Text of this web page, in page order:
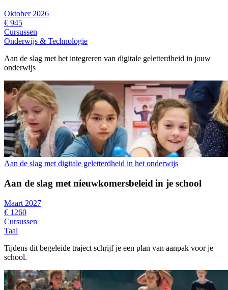
Oktober 2026
€ 945
Cursussen
Onderwijs & Technologie
Aan de slag met het integreren van digitale geletterdheid in jouw
onderwijs
Aan de slag met digitale geletterdheid in het onderwijs
Aan de slag met nieuwkomersbeleid in je school
Maart 2027
€ 1260
Cursussen
Taal
Tijdens dit begeleide traject schrijf je een plan van aanpak voor je
school.